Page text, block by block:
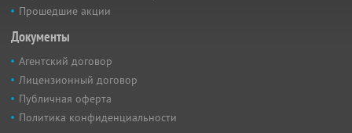
Прошедшие акции
Документы
Агентский договор
Лицензионный договор
Публичная оферта
Политика конфиденциальности